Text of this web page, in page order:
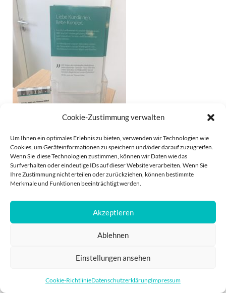
Cookie-Zustimmung verwalten
Um Ihnen ein optimales Erlebnis zu bieten, verwenden wir Technologien wie
Cookies, um Geräteinformationen zu speichern und/oder darauf zuzugreifen.
Wenn Sie diese Technologien zustimmen, können wir Daten wie das
Surfverhalten oder eindeutige IDs auf dieser Website verarbeiten. Wenn Sie
Ihre Zustimmung nicht erteilen oder zurückziehen, können bestimmte
Merkmale und Funktionen beeinträchtigt werden.
Akzeptieren
Ablehnen
Einstellungen ansehen
Cookie-RichtlinieDatenschutzerklärungImpressum
Counter in Tierarztpraxis